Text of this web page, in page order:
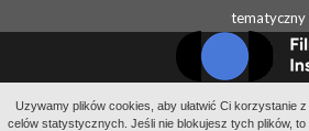
Uzywamy plików cookies, aby ułatwić Ci korzystanie
celów statystycznych. Jeśli nie blokujesz tych plików,
tematyczny
Wydawcą Polskiego Słownika